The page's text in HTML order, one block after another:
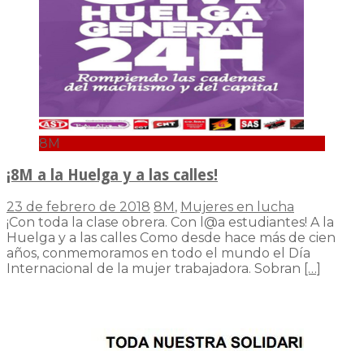
8M
¡8M a la Huelga y a las calles!
23 de febrero de 2018 8M, Mujeres en lucha
¡Con toda la clase obrera. Con l@a estudiantes! A la
Huelga y a las calles Como desde hace más de cien
años, conmemoramos en todo el mundo el Día
Internacional de la mujer trabajadora. Sobran […]